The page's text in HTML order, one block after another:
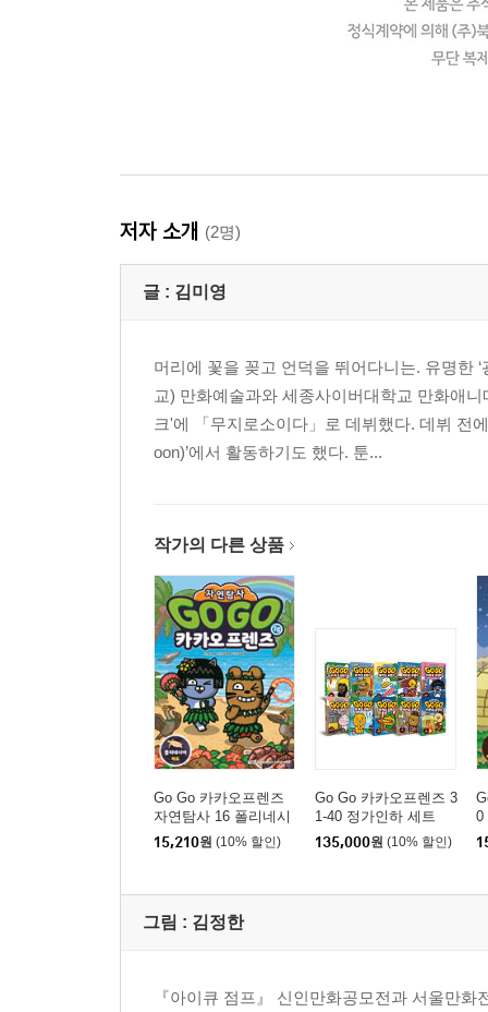
저자 소개 (2명)
글 : 김미영
머리에 꽃을 꽂고 언덕을 뛰어다니는. 유명한
교) 만화예술과와 세종사이버대학교 만화애
크'에 「무지로소이다」로 데뷔했다. 데뷔 전
oon)’에서 활동하기도 했다. 툰...
작가의 다른 상품
Go Go 카카오프렌즈
자연탐사 16 폴리네시
아 제도
15,210원 (10% 할인)
Go Go 카카오프렌즈 3
1-40 정가인하 세트
135,000원 (10% 할인)
0
그림 : 김정한
『아이큐 점프』 신인만화공모전과 서울만